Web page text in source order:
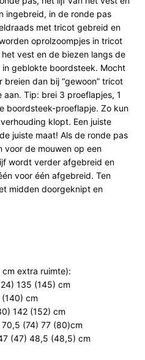
ingebreid, in de ronde pas
met tricot gebreid en
oprolzoompjes in tricot
vest en de biezen langs de
geblokte boordsteek. Mocht
dan bij “gewoon” tricot
Tip: brei 3 proeflapjes, 1
boordsteek-proeflapje. Zo kun
klopt. Een juiste
juiste maat! Als de ronde pas
voor de mouwen op een
wordt verder afgebreid en
voor één afgebreid. Ten
midden doorgeknipt en
extra ruimte):
135 (145) cm
cm
142 (152) cm
(74) 77 (80)cm
(47) 48,5 (48,5) cm